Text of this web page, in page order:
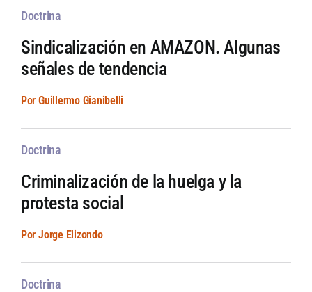
Doctrina
Sindicalización en AMAZON. Algunas
señales de tendencia
Por Guillermo Gianibelli
Doctrina
Criminalización de la huelga y la
protesta social
Por Jorge Elizondo
Doctrina